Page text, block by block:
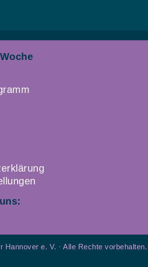
Hannover e. V. · Alle Rechte vorbehalten.